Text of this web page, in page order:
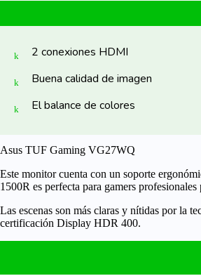
2 conexiones HDMI
Buena calidad de imagen
El balance de colores
Asus TUF Gaming VG27WQ
Este monitor cuenta con un soporte
1500R es perfecta para gamers
Las escenas son más claras y nítidas por la
certificación Display HDR 400.